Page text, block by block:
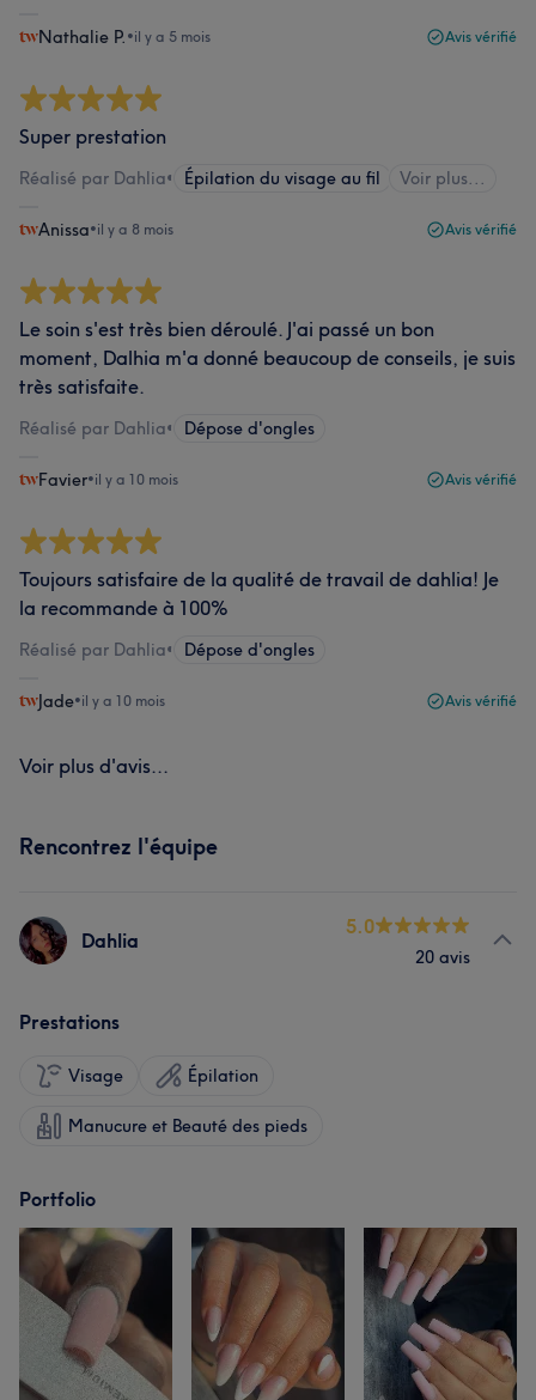
Nathalie P. •il y a 5 mois Avis vérifié
Super prestation
Réalisé par Dahlia• Épilation du visage au fil Voir plus...
Anissa•il y a 8 mois Avis vérifié
Le soin s'est très bien déroulé. J'ai passé un bon
moment, Dalhia m'a donné beaucoup de conseils, je suis
très satisfaite.
Réalisé par Dahlia• Dépose d'ongles
Favier•il y a 10 mois Avis vérifié
Toujours satisfaire de la qualité de travail de dahlia! Je
la recommande à 100%
Réalisé par Dahlia• Dépose d'ongles
Jade•il y a 10 mois Avis vérifié
Voir plus d'avis...
Rencontrez l'équipe
Dahlia
5.0
20 avis
Prestations
Visage Épilation
Manucure et Beauté des pieds
Portfolio